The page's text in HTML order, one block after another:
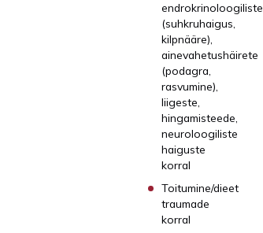
endrokrinoloogiliste
(suhkruhaigus,
kilpnääre),
ainevahetushäirete
(podagra,
rasvumine),
liigeste,
hingamisteede,
neuroloogiliste
haiguste
korral
Toitumine/dieet
traumade
korral